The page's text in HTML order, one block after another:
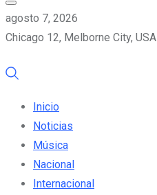
agosto 7, 2026
Chicago 12, Melborne City, USA
Inicio
Noticias
Música
Nacional
Internacional